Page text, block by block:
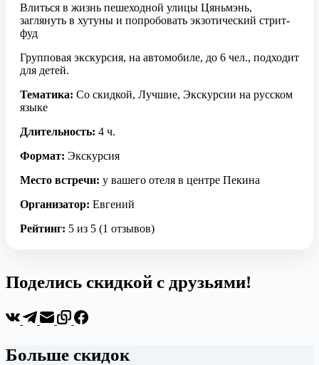
Влиться в жизнь пешеходной улицы Цяньмэнь,
заглянуть в хутуны и попробовать экзотический стрит-
фуд
Групповая экскурсия, на автомобиле, до 6 чел., подходит
для детей.
Тематика: Со скидкой, Лучшие, Экскурсии на русском
языке
Длительность: 4 ч.
Формат: Экскурсия
Место встречи: у вашего отеля в центре Пекина
Организатор: Евгений
Рейтинг: 5 из 5 (1 отзывов)
Поделись скидкой с друзьями!
Больше скидок